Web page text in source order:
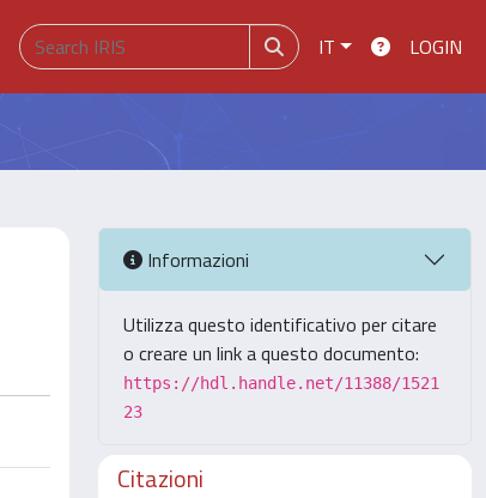
IT LOGIN
Informazioni
Utilizza questo identificativo per citare
o creare un link a questo documento:
https://hdl.handle.net/11388/1521
23
Citazioni